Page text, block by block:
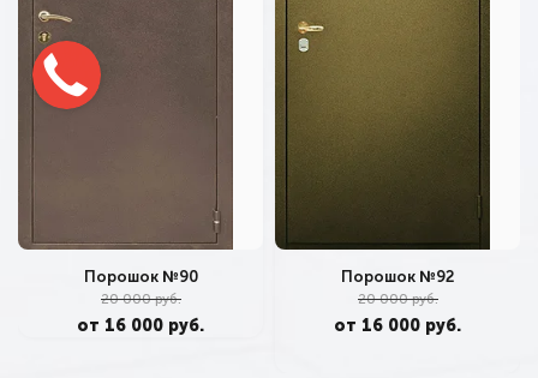
Порошок №90
20 000 руб.
от 16 000 руб.
Порошок №92
20 000 руб.
от 16 000 руб.